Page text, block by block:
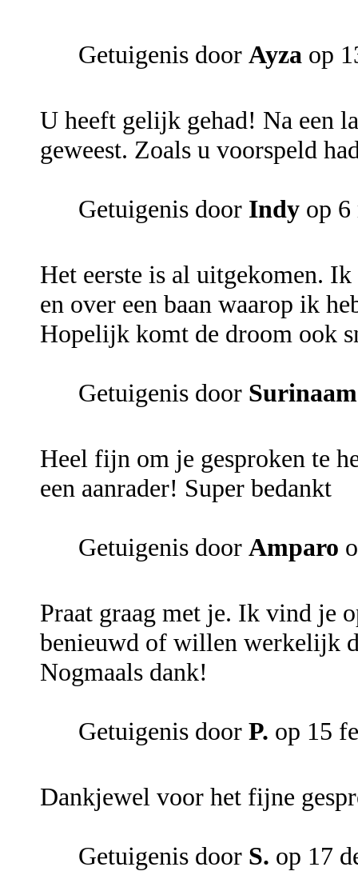
Getuigenis door Ayza op
U heeft gelijk gehad! Na een
geweest. Zoals u voorspeld
Getuigenis door Indy op 6
Het eerste is al uitgekomen.
en over een baan waarop ik
Hopelijk komt de droom ook
Getuigenis door
Heel fijn om je gesproken te
een aanrader! Super bedankt
Getuigenis door Amparo
Praat graag met je. Ik vind je
benieuwd of willen werkelijk
Nogmaals dank!
Getuigenis door P. op 15
Dankjewel voor het fijne
Getuigenis door S. op 17